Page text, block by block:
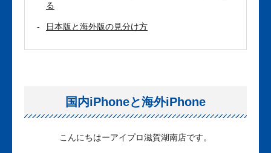
る
日本版と海外版の見分け方
国内iPhoneと海外iPhone
こんにちはーアイプロ滋賀湖南店です。